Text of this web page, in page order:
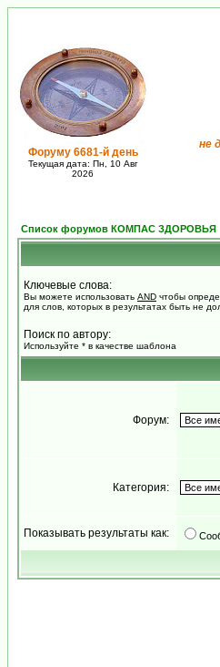
Форуму 6681-й день
Текущая дата: Пн, 10 Авг
2026
не
Список форумов КОМПАС ЗДОРОВЬЯ
Ключевые слова:
Вы можете использовать AND чтобы
для слов, которых в результатах быть не
Поиск по автору:
Используйте * в качестве шаблона
Форум:
Категория:
Показывать результаты как: